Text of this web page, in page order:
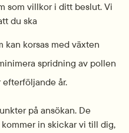
som villkor i ditt beslut. Vi
du ska
kan korsas med växten
spridning av pollen
år.
på ansökan. De
in skickar vi till dig,